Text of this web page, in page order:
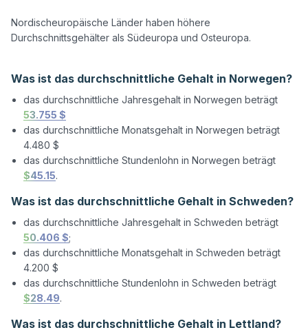
Nordischeuropäische Länder haben höhere
Durchschnittsgehälter als Südeuropa und Osteuropa.
Was ist das durchschnittliche Gehalt in Norwegen?
das durchschnittliche Jahresgehalt in Norwegen beträgt
53.755 $
das durchschnittliche Monatsgehalt in Norwegen beträgt
4.480 $
das durchschnittliche Stundenlohn in Norwegen beträgt
$45.15.
Was ist das durchschnittliche Gehalt in Schweden?
das durchschnittliche Jahresgehalt in Schweden beträgt
50.406 $;
das durchschnittliche Monatsgehalt in Schweden beträgt
4.200 $
das durchschnittliche Stundenlohn in Schweden beträgt
$28.49.
Was ist das durchschnittliche Gehalt in Lettland?